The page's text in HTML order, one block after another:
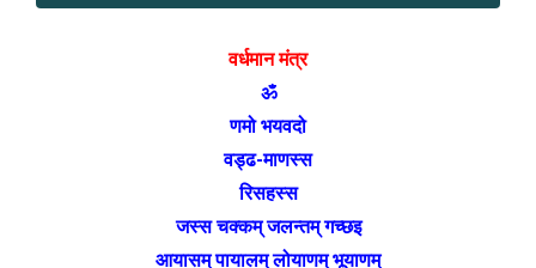
वर्धमान मंत्र
ॐ
णमो भयवदो
वड्ढ-माणस्स
रिसहस्स
जस्स चक्कम् जलन्तम् गच्छइ
आयासम् पायालम् लोयाणम् भूयाणम्